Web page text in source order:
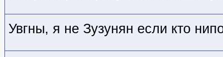
Увгны, я не Зузунян если кто